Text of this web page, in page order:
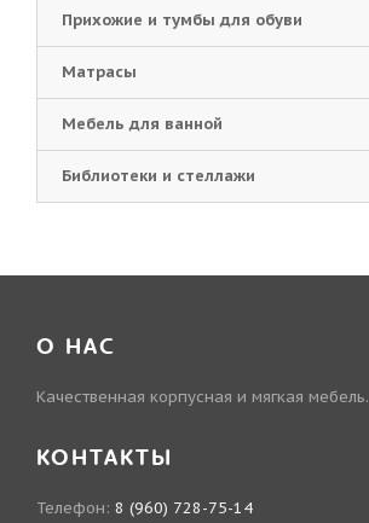
Прихожие и тумбы для обуви
Матрасы
Мебель для ванной
Библиотеки и стеллажи
О НАС
Качественная корпусная и мягкая мебель.
КОНТАКТЫ
Телефон: 8 (960) 728-75-14